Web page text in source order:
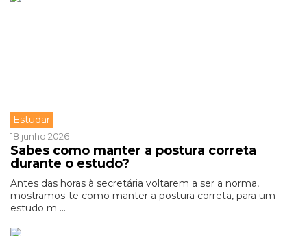
Estudar
18 junho 2026
Sabes como manter a postura correta
durante o estudo?
Antes das horas à secretária voltarem a ser a norma,
mostramos-te como manter a postura correta, para um
estudo m ...